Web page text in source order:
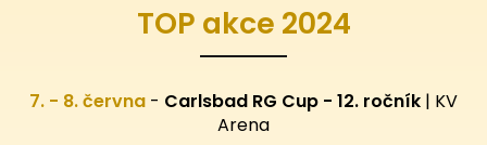
TOP akce 2024
7. - 8. června - Carlsbad RG Cup - 12. ročník | KV
Arena